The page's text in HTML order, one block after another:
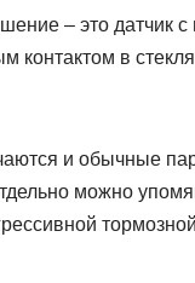
– это датчик
контактом в
и обычные
можно